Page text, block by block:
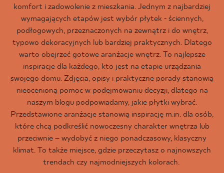
komfort i zadowolenie z mieszkania. Jednym z najbardziej
wymagających etapów jest wybór płytek - ściennych,
podłogowych, przeznaczonych na zewnątrz i do wnętrz,
typowo dekoracyjnych lub bardziej praktycznych. Dlatego
warto obejrzeć gotowe aranżacje wnętrz. To najlepsze
inspiracje dla każdego, kto jest na etapie urządzania
swojego domu. Zdjęcia, opisy i praktyczne porady stanowią
nieocenioną pomoc w podejmowaniu decyzji, dlatego na
naszym blogu podpowiadamy, jakie płytki wybrać.
Przedstawione aranżacje stanowią inspirację m.in. dla osób,
które chcą podkreślić nowoczesny charakter wnętrza lub
przeciwnie – wydobyć z niego ponadczasowy, klasyczny
klimat. To także miejsce, gdzie przeczytasz o najnowszych
trendach czy najmodniejszych kolorach.